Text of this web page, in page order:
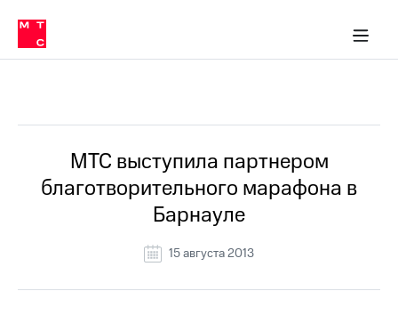
Медиа-центр
и акционерам
Устойчивое развитие
Комплаенс и деловая этика
компании
Карьера
История
компании
Руководство
информация
в МТС
Пресс-
релизы
о технологиях
МТС выступила партнером
благотворительного марафона в
Барнауле
15 августа 2013